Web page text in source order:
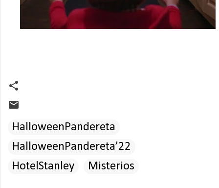
HalloweenPandereta
HalloweenPandereta’22
HotelStanley
Misterios